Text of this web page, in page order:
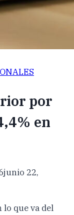
por
en
junio 22,
lo que va del